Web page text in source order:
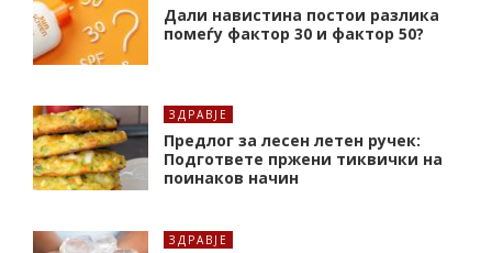
Дали навистина постои разлика
помеѓу фактор 30 и фактор 50?
ЗДРАВЈЕ
Предлог за лесен летен ручек:
Подгответе пржени тиквички на
поинаков начин
ЗДРАВЈЕ